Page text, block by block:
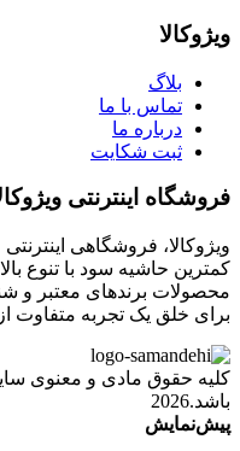
ویژوکالا
بلاگ
تماس با ما
درباره ما
ثبت شکایت
فروشگاه اینترنتی
ویژوکالا، فروشگاهی
کمترین حاشیه سود با تنوع
محصولات برندهای معتبر و
برای خلق یک تجربه متفاوت
کلیه حقوق مادی و معنوی
باشد.2026
پیش‌نمایش